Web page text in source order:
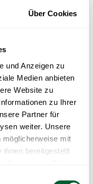
Über Cookies
und Anzeigen zu
Medien anbieten
Website zu
zu Ihrer
Partner für
weiter. Unsere
möglicherweise mit
ihnen bereitgestellt